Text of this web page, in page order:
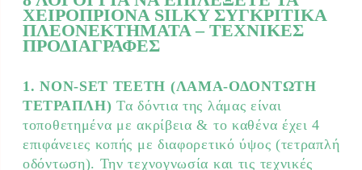
ΧΕΙΡΟΠΡΙΟΝΑ SILKY ΣΥΓΚΡΙΤΙΚΑ
ΠΛΕΟΝΕΚΤΗΜΑΤΑ – ΤΕΧΝΙΚΕΣ
ΠΡΟΔΙΑΓΡΑΦΕΣ
1. NON-SET TEETH (ΛΑΜΑ-ΟΔΟΝΤΩΤΗ
ΤΕΤΡΑΠΛΗ) Τα δόντια της λάμας είναι
τοποθετημένα με ακρίβεια & το καθένα έχει 4
επιφάνειες κοπής με διαφορετικό ύψος (τετραπλή
οδόντωση). Την τεχνογνωσία και τις τεχνικές